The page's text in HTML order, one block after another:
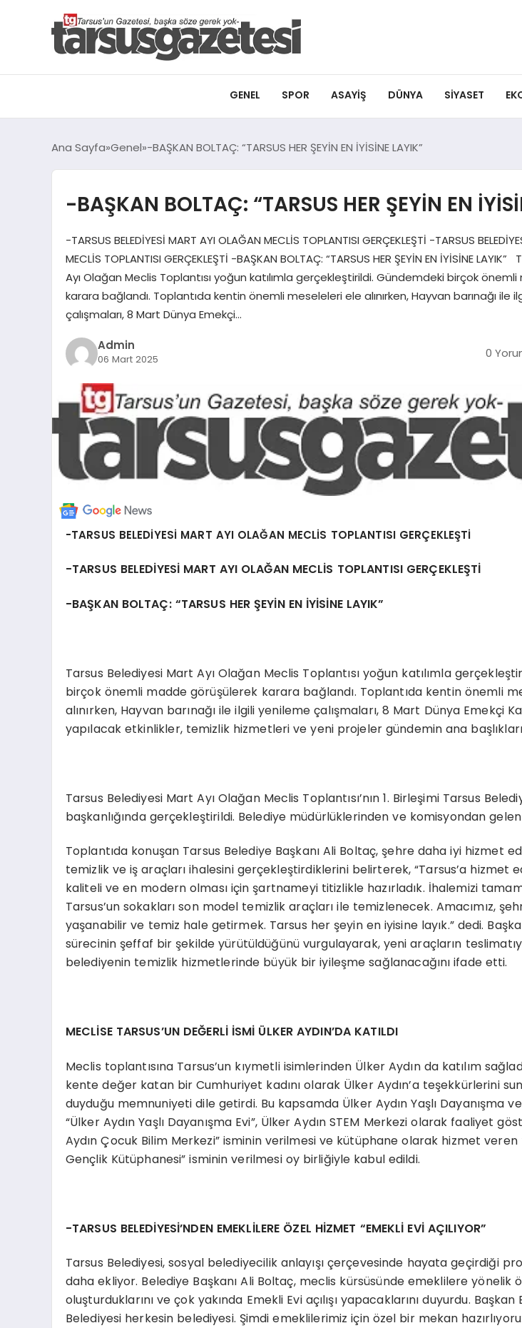
GENEL SPOR ASAYIŞ DÜNYA SIYASET
Ana Sayfa Genel -BAŞKAN BOLTAÇ: “TARSUS HER ŞEYİN EN İYİSİNE LAYIK”
-BAŞKAN BOLTAÇ: “TARSUS HER ŞEYİN EN
-TARSUS BELEDİYESİ MART AYI OLAĞAN MECLİS TOPLANTISI GERÇEKLEŞTİ -TARSUS
MECLİS TOPLANTISI GERÇEKLEŞTİ -BAŞKAN BOLTAÇ: “TARSUS HER ŞEYİN EN İYİSİNE
Ayı Olağan Meclis Toplantısı yoğun katılımla gerçekleştirildi. Gündemdeki birçok
karara bağlandı. Toplantıda kentin önemli meseleleri ele alınırken, Hayvan barınağı ile
çalışmaları, 8 Mart Dünya Emekçi…
Admin
06 Mart 2025 0
-TARSUS BELEDİYESİ MART AYI OLAĞAN MECLİS TOPLANTISI GERÇEKLEŞTİ
-TARSUS BELEDİYESİ MART AYI OLAĞAN MECLİS TOPLANTISI GERÇEKLEŞTİ
-BAŞKAN BOLTAÇ: “TARSUS HER ŞEYİN EN İYİSİNE LAYIK”
Tarsus Belediyesi Mart Ayı Olağan Meclis Toplantısı yoğun katılımla
birçok önemli madde görüşülerek karara bağlandı. Toplantıda kentin önemli
alınırken, Hayvan barınağı ile ilgili yenileme çalışmaları, 8 Mart Dünya Emekçi
yapılacak etkinlikler, temizlik hizmetleri ve yeni projeler gündemin ana
Tarsus Belediyesi Mart Ayı Olağan Meclis Toplantısı’nın 1. Birleşimi Tarsus
başkanlığında gerçekleştirildi. Belediye müdürlüklerinden ve komisyondan
Toplantıda konuşan Tarsus Belediye Başkanı Ali Boltaç, şehre daha iyi hizmet
temizlik ve iş araçları ihalesini gerçekleştirdiklerini belirterek, “Tarsus’a hizmet
kaliteli ve en modern olması için şartnameyi titizlikle hazırladık. İhalemizi
Tarsus’un sokakları son model temizlik araçları ile temizlenecek. Amacımız,
yaşanabilir ve temiz hale getirmek. Tarsus her şeyin en iyisine layık.” dedi.
sürecinin şeffaf bir şekilde yürütüldüğünü vurgulayarak, yeni araçların
belediyenin temizlik hizmetlerinde büyük bir iyileşme sağlanacağını ifade etti.
MECLİSE TARSUS’UN DEĞERLİ İSMİ ÜLKER AYDIN’DA KATILDI
Meclis toplantısına Tarsus’un kıymetli isimlerinden Ülker Aydın da katılım
kente değer katan bir Cumhuriyet kadını olarak Ülker Aydın’a teşekkürlerini
duyduğu memnuniyeti dile getirdi. Bu kapsamda Ülker Aydın Yaşlı Dayanışma
“Ülker Aydın Yaşlı Dayanışma Evi”, Ülker Aydın STEM Merkezi olarak faaliyet
Aydın Çocuk Bilim Merkezi” isminin verilmesi ve kütüphane olarak hizmet veren
Gençlik Kütüphanesi” isminin verilmesi oy birliğiyle kabul edildi.
-TARSUS BELEDİYESİ’NDEN EMEKLİLERE ÖZEL HİZMET “EMEKLİ EVİ AÇILIYOR”
Tarsus Belediyesi, sosyal belediyecilik anlayışı çerçevesinde hayata geçirdiği
daha ekliyor. Belediye Başkanı Ali Boltaç, meclis kürsüsünde emeklilere yönelik
oluşturduklarını ve çok yakında Emekli Evi açılışı yapacaklarını duyurdu. Başkan
Belediyesi herkesin belediyesi. Şimdi emeklilerimiz için özel bir mekan